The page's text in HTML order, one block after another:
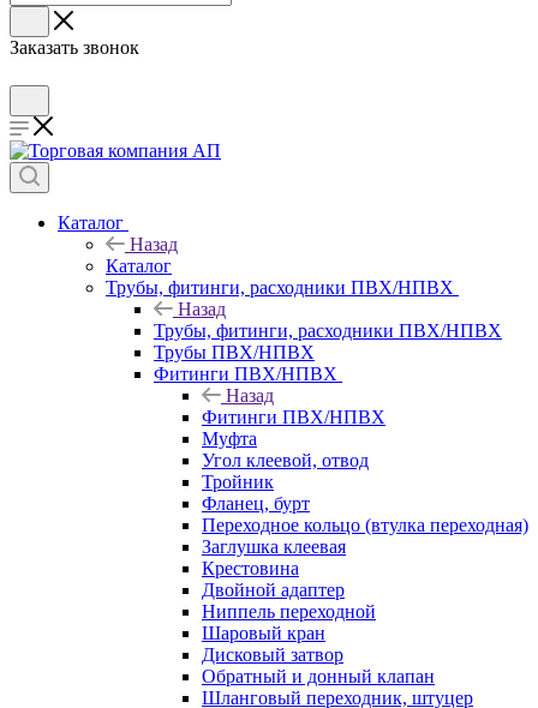
Заказать звонок
Каталог
Назад
Каталог
Трубы, фитинги, расходники ПВХ/НПВХ
Назад
Трубы, фитинги, расходники ПВХ/НПВХ
Трубы ПВХ/НПВХ
Фитинги ПВХ/НПВХ
Назад
Фитинги ПВХ/НПВХ
Муфта
Угол клеевой, отвод
Тройник
Фланец, бурт
Переходное кольцо (втулка переходная)
Заглушка клеевая
Крестовина
Двойной адаптер
Ниппель переходной
Шаровый кран
Дисковый затвор
Обратный и донный клапан
Шланговый переходник, штуцер